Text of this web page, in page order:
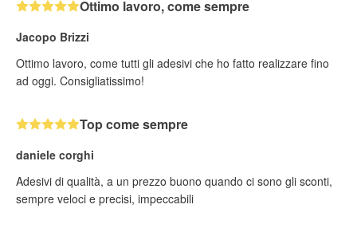
Ottimo lavoro, come sempre
Jacopo Brizzi
Ottimo lavoro, come tutti gli adesivi che ho fatto realizzare fino
ad oggi. Consigliatissimo!
Top come sempre
daniele corghi
Adesivi di qualità, a un prezzo buono quando ci sono gli sconti,
sempre veloci e precisi, impeccabili